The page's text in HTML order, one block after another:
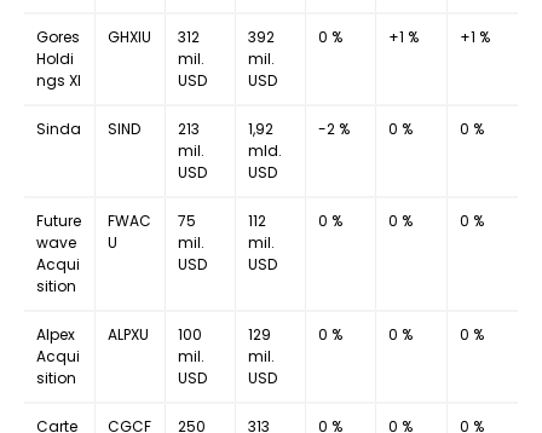
Gores
Holdi
ngs XI
GHXIU
312
mil.
USD
392
mil.
USD
0 % +1 % +1 %
Sinda SIND
213
mil.
USD
1,92
mld.
USD
-2 % 0 % 0 %
Future
wave
Acqui
sition
FWAC
U
75
mil.
USD
112
mil.
USD
0 % 0 % 0 %
Alpex
Acqui
sition
ALPXU
100
mil.
USD
129
mil.
USD
0 % 0 % 0 %
Carte CGCF 250 313 0 % 0 % 0 %